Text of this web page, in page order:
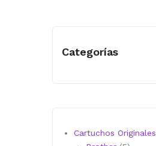
Categorías
Cartuchos Originales